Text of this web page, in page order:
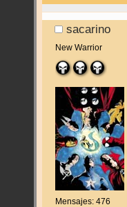
sacarino
New Warrior
Mensajes: 476